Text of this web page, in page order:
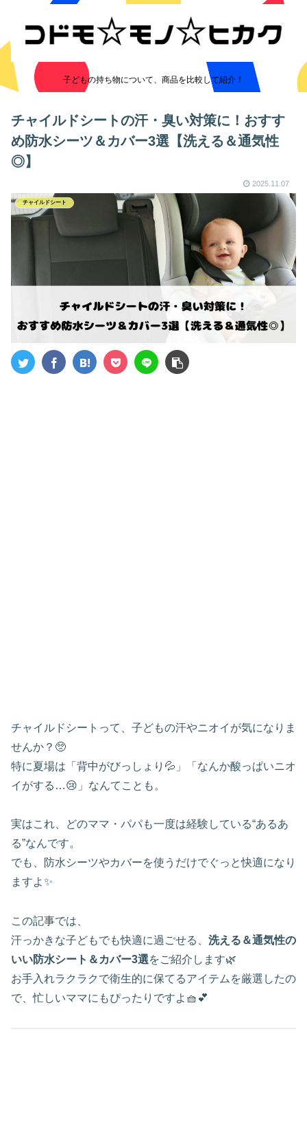
子どもの持ち物について、商品を比較して紹介！
チャイルドシートの汗・臭い対策に！おすす
め防水シーツ＆カバー3選【洗える＆通気性
◎】
2025.11.07
チャイルドシート
チャイルドシートって、子どもの汗やニオイが気になりま
せんか？🥺
特に夏場は「背中がびっしょり💦」「なんか酸っぱいニオ
イがする…😢」なんてことも。
実はこれ、どのママ・パパも一度は経験している“あるあ
る”なんです。
でも、防水シーツやカバーを使うだけでぐっと快適になり
ますよ✨
この記事では、
汗っかきな子どもでも快適に過ごせる、 洗える＆通気性の
いい防水シート＆カバー3選をご紹介します🌿
お手入れラクラクで衛生的に保てるアイテムを厳選したの
で、忙しいママにもぴったりですよ🧺💕